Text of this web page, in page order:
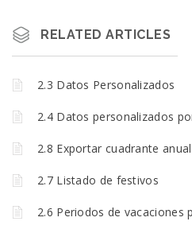
RELATED ARTICLES
2.3 Datos Personalizados
2.4 Datos personalizados
2.8 Exportar cuadrante anual
2.7 Listado de festivos
2.6 Periodos de vacaciones